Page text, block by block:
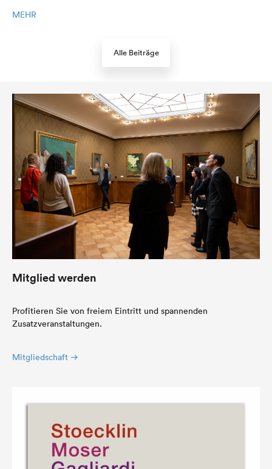
MEHR
Alle Beiträge
Mitglied werden
Profitieren Sie von freiem Eintritt und spannenden
Zusatzveranstaltungen.
Mitgliedschaft